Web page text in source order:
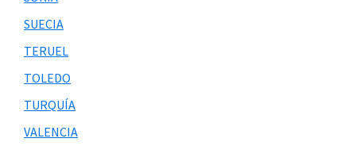
SUECIA
TERUEL
TOLEDO
TURQUÍA
VALENCIA